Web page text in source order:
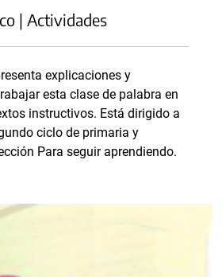
| Actividades
explicaciones y
esta clase de palabra en
instructivos. Está dirigido a
ciclo de primaria y
Para seguir aprendiendo.